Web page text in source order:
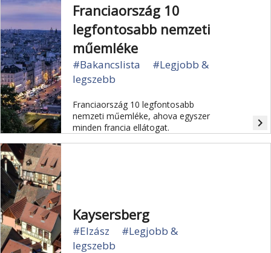
Franciaország 10
legfontosabb nemzeti
műemléke
#Bakancslista
#Legjobb &
legszebb
Franciaország 10 legfontosabb
nemzeti műemléke, ahova egyszer
minden francia ellátogat.
navigate_next
Kaysersberg
#Elzász
#Legjobb &
legszebb